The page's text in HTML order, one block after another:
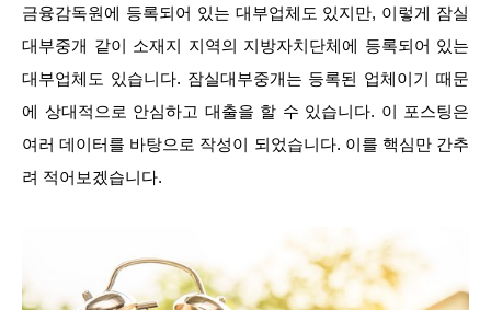
금융감독원에 등록되어 있는 대부업체도 있지만, 이렇게 잠실
대부중개 같이 소재지 지역의 지방자치단체에 등록되어 있는
대부업체도 있습니다. 잠실대부중개는 등록된 업체이기 때문
에 상대적으로 안심하고 대출을 할 수 있습니다. 이 포스팅은
여러 데이터를 바탕으로 작성이 되었습니다. 이를 핵심만 간추
려 적어보겠습니다.